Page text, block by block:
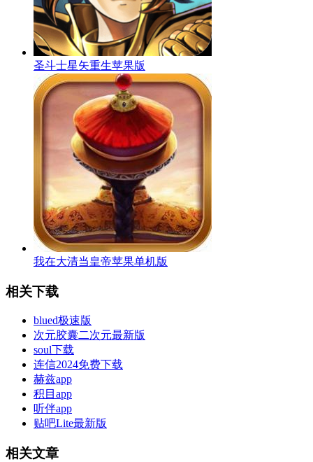
圣斗士星矢重生苹果版
我在大清当皇帝苹果单机版
相关下载
blued极速版
次元胶囊二次元最新版
soul下载
连信2024免费下载
赫兹app
积目app
听伴app
贴吧Lite最新版
相关文章